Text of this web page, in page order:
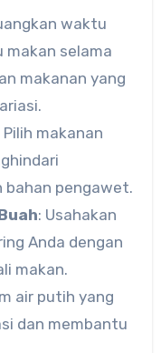
waktu
makan selama
makanan yang
Pilih makanan
bahan pengawet.
: Usahakan
Anda dengan
makan.
air putih yang
dan membantu